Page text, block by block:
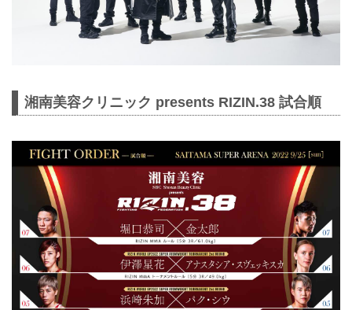
湘南美容クリニック presents RIZIN.38 試合順